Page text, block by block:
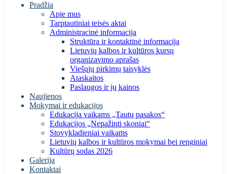
Pradžia
Apie mus
Tarptautiniai teisės aktai
Administracinė informacija
Struktūra ir kontaktinė informacija
Lietuvių kalbos ir kultūros kursų
organizavimo aprašas
Viešųjų pirkimų taisyklės
Ataskaitos
Paslaugos ir jų kainos
Naujienos
Mokymai ir edukacijos
Edukacija vaikams „Tautų pasakos“
Edukacijos „Nepažinti skoniai“
Stovykladieniai vaikams
Lietuvių kalbos ir kultūros mokymai bei renginiai
Kultūrų sodas 2026
Galerija
Kontaktai